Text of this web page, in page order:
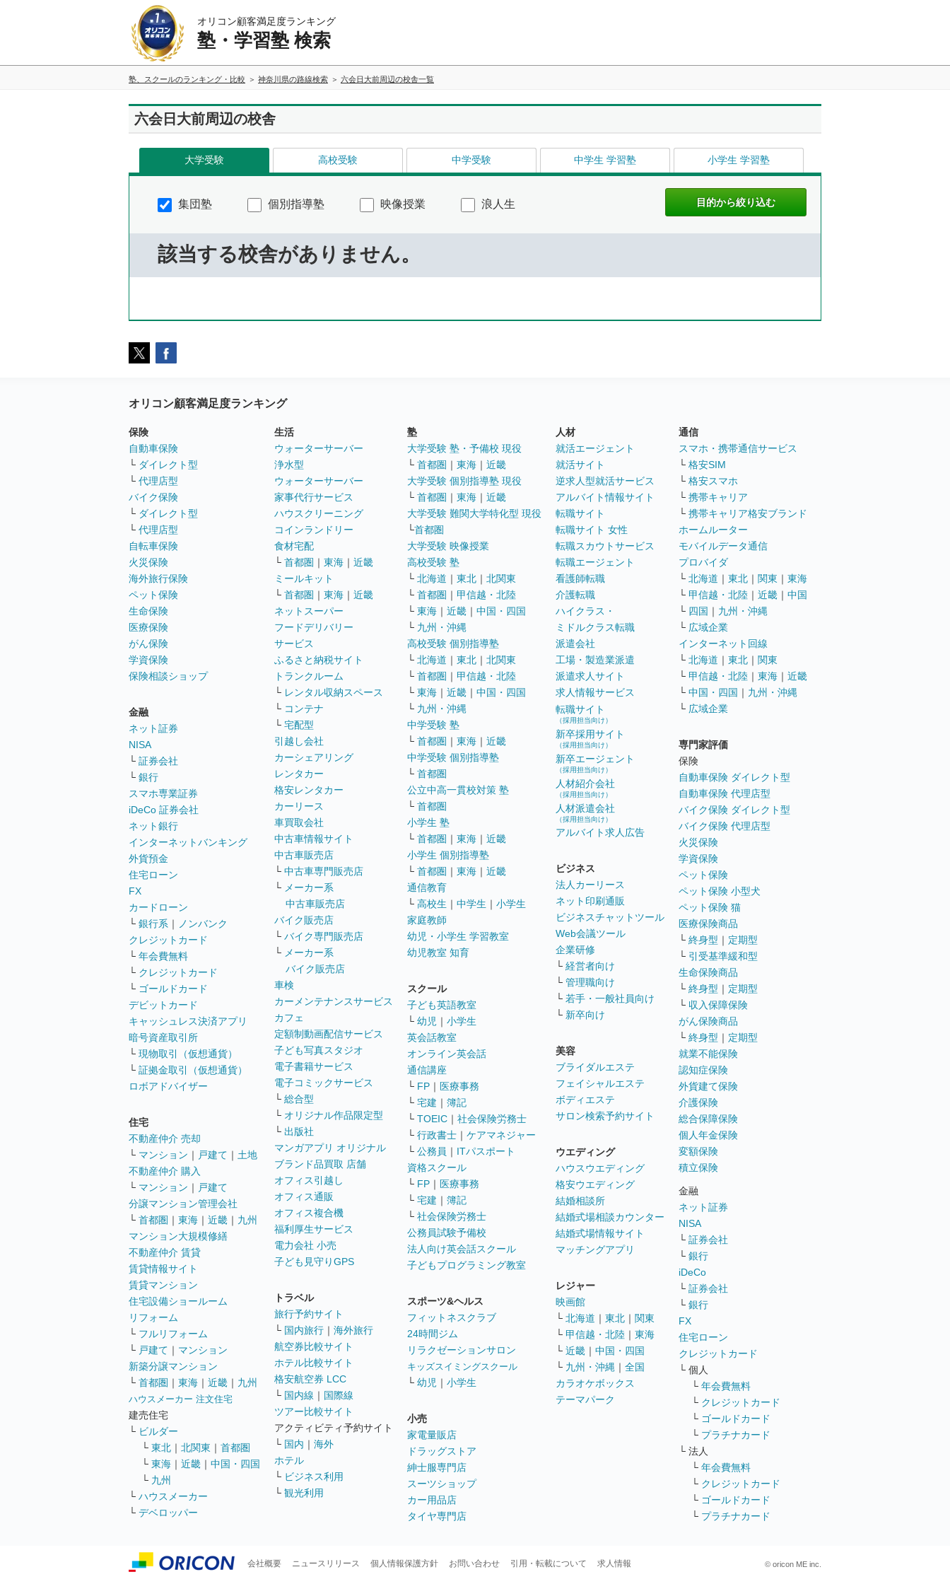
オリコン顧客満足度ランキング
塾・学習塾 検索
塾、スクールのランキング・比較 神奈川県の路線検索 六会日大前周辺の校舎一覧
六会日大前周辺の校舎
大学受験 高校受験 中学受験 中学生 学習塾 小学生 学習塾
集団塾 個別指導塾 映像授業 浪人生
該当する校舎がありません。
オリコン顧客満足度ランキング
保険
自動車保険
└ ダイレクト型
└ 代理店型
バイク保険
└ ダイレクト型
└ 代理店型
自転車保険
火災保険
海外旅行保険
ペット保険
生命保険
医療保険
がん保険
学資保険
保険相談ショップ
金融
ネット証券
NISA
└ 証券会社
└ 銀行
スマホ専業証券
iDeCo 証券会社
ネット銀行
インターネットバンキング
外貨預金
住宅ローン
FX
カードローン
└ 銀行系 ｜
ノンバンク
クレジットカード
└ 年会費無料
└ クレジットカード
└ ゴールドカード
デビットカード
キャッシュレス決済アプリ
暗号資産取引所
└ 現物取引（仮想通貨）
└ 証拠金取引（仮想通貨）
ロボアドバイザー
住宅
不動産仲介 売却
└ マンション ｜ 戸建て ｜ 土地
不動産仲介 購入
└ マンション ｜ 戸建て
分譲マンション管理会社
└ 首都圏 ｜ 東海 ｜ 近畿 ｜ 九州
マンション大規模修繕
不動産仲介 賃貸
賃貸情報サイト
賃貸マンション
住宅設備ショールーム
リフォーム
└ フルリフォーム
└ 戸建て ｜ マンション
新築分譲マンション
└ 首都圏 ｜ 東海 ｜ 近畿 ｜ 九州
ハウスメーカー 注文住宅
建売住宅
└ ビルダー
└ 東北 ｜ 北関東 ｜ 首都圏
└ 東海 ｜ 近畿 ｜ 中国・四国
└ 九州
└ ハウスメーカー
└ デベロッパー
生活
ウォーターサーバー
浄水型
ウォーターサーバー
家事代行サービス
ハウスクリーニング
コインランドリー
食材宅配
└ 首都圏 ｜ 東海 ｜ 近畿
ミールキット
└ 首都圏 ｜ 東海 ｜ 近畿
ネットスーパー
フードデリバリー
サービス
ふるさと納税サイト
トランクルーム
└ レンタル収納スペース
└ コンテナ
└ 宅配型
引越し会社
カーシェアリング
レンタカー
格安レンタカー
カーリース
車買取会社
中古車情報サイト
中古車販売店
└ 中古車専門販売店
└ メーカー系
中古車販売店
バイク販売店
└ バイク専門販売店
└ メーカー系
バイク販売店
車検
カーメンテナンスサービス
カフェ
定額制動画配信サービス
子ども写真スタジオ
電子書籍サービス
電子コミックサービス
└ 総合型
└ オリジナル作品限定型
└ 出版社
マンガアプリ オリジナル
ブランド品買取 店舗
オフィス引越し
オフィス通販
オフィス複合機
福利厚生サービス
電力会社 小売
子ども見守りGPS
トラベル
旅行予約サイト
└ 国内旅行 ｜ 海外旅行
航空券比較サイト
ホテル比較サイト
格安航空券 LCC
└ 国内線 ｜ 国際線
ツアー比較サイト
アクティビティ予約サイト
└ 国内 ｜ 海外
ホテル
└ ビジネス利用
└ 観光利用
塾
大学受験 塾・予備校 現役
└ 首都圏 ｜ 東海 ｜ 近畿
大学受験 個別指導塾 現役
└ 首都圏 ｜ 東海 ｜ 近畿
大学受験 難関大学特化型 現役
└首都圏
大学受験 映像授業
高校受験 塾
└ 北海道 ｜ 東北 ｜ 北関東
└ 首都圏 ｜ 甲信越・北陸
└ 東海 ｜ 近畿 ｜ 中国・四国
└ 九州・沖縄
高校受験 個別指導塾
└ 北海道 ｜ 東北 ｜ 北関東
└ 首都圏 ｜ 甲信越・北陸
└ 東海 ｜ 近畿 ｜ 中国・四国
└ 九州・沖縄
中学受験 塾
└ 首都圏 ｜ 東海 ｜ 近畿
中学受験 個別指導塾
└ 首都圏
公立中高一貫校対策 塾
└ 首都圏
小学生 塾
└ 首都圏 ｜ 東海 ｜ 近畿
小学生 個別指導塾
└ 首都圏 ｜ 東海 ｜ 近畿
通信教育
└ 高校生 ｜ 中学生 ｜ 小学生
家庭教師
幼児・小学生 学習教室
幼児教室 知育
スクール
子ども英語教室
└ 幼児 ｜ 小学生
英会話教室
オンライン英会話
通信講座
└ FP ｜ 医療事務
└ 宅建 ｜ 簿記
└ TOEIC ｜ 社会保険労務士
└ 行政書士 ｜ ケアマネジャー
└ 公務員 ｜ ITパスポート
資格スクール
└ FP ｜ 医療事務
└ 宅建 ｜ 簿記
└ 社会保険労務士
公務員試験予備校
法人向け英会話スクール
子どもプログラミング教室
スポーツ&ヘルス
フィットネスクラブ
24時間ジム
リラクゼーションサロン
キッズスイミングスクール
└ 幼児 ｜ 小学生
小売
家電量販店
ドラッグストア
紳士服専門店
スーツショップ
カー用品店
タイヤ専門店
人材
就活エージェント
就活サイト
逆求人型就活サービス
アルバイト情報サイト
転職サイト
転職サイト 女性
転職スカウトサービス
転職エージェント
看護師転職
介護転職
ハイクラス・
ミドルクラス転職
派遣会社
工場・製造業派遣
派遣求人サイト
求人情報サービス
転職サイト
（採用担当向け）
新卒採用サイト
（採用担当向け）
新卒エージェント
（採用担当向け）
人材紹介会社
（採用担当向け）
人材派遣会社
（採用担当向け）
アルバイト求人広告
ビジネス
法人カーリース
ネット印刷通販
ビジネスチャットツール
Web会議ツール
企業研修
└ 経営者向け
└ 管理職向け
└ 若手・一般社員向け
└ 新卒向け
美容
ブライダルエステ
フェイシャルエステ
ボディエステ
サロン検索予約サイト
ウエディング
ハウスウエディング
格安ウエディング
結婚相談所
結婚式場相談カウンター
結婚式場情報サイト
マッチングアプリ
レジャー
映画館
└ 北海道 ｜ 東北 ｜ 関東
└ 甲信越・北陸 ｜ 東海
└ 近畿 ｜ 中国・四国
└ 九州・沖縄 ｜ 全国
カラオケボックス
テーマパーク
通信
スマホ・携帯通信サービス
└ 格安SIM
└ 格安スマホ
└ 携帯キャリア
└ 携帯キャリア格安ブランド
ホームルーター
モバイルデータ通信
プロバイダ
└ 北海道 ｜ 東北 ｜ 関東 ｜ 東海
└ 甲信越・北陸 ｜ 近畿 ｜ 中国
└ 四国 ｜ 九州・沖縄
└ 広域企業
インターネット回線
└ 北海道 ｜ 東北 ｜ 関東
└ 甲信越・北陸 ｜ 東海 ｜ 近畿
└ 中国・四国 ｜ 九州・沖縄
└ 広域企業
専門家評価
保険
自動車保険 ダイレクト型
自動車保険 代理店型
バイク保険 ダイレクト型
バイク保険 代理店型
火災保険
学資保険
ペット保険
ペット保険 小型犬
ペット保険 猫
医療保険商品
└ 終身型 ｜ 定期型
└ 引受基準緩和型
生命保険商品
└ 終身型 ｜ 定期型
└ 収入保障保険
がん保険商品
└ 終身型 ｜ 定期型
就業不能保険
認知症保険
外貨建て保険
介護保険
総合保障保険
個人年金保険
変額保険
積立保険
金融
ネット証券
NISA
└ 証券会社
└ 銀行
iDeCo
└ 証券会社
└ 銀行
FX
住宅ローン
クレジットカード
└ 個人
└ 年会費無料
└ クレジットカード
└ ゴールドカード
└ プラチナカード
└ 法人
└ 年会費無料
└ クレジットカード
└ ゴールドカード
└ プラチナカード
会社概要 ニュースリリース 個人情報保護方針 お問い合わせ 引用・転載について 求人情報 © oricon ME inc.